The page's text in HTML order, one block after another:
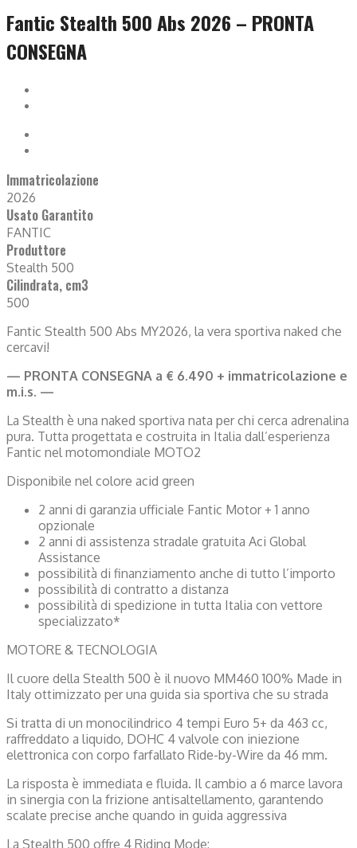
Fantic Stealth 500 Abs 2026 – PRONTA
CONSEGNA
Immatricolazione
2026
Usato Garantito
FANTIC
Produttore
Stealth 500
Cilindrata, cm3
500
Fantic Stealth 500 Abs MY2026, la vera sportiva naked che
cercavi!
— PRONTA CONSEGNA a € 6.490 + immatricolazione e
m.i.s. —
La Stealth è una naked sportiva nata per chi cerca adrenalina
pura. Tutta progettata e costruita in Italia dall’esperienza
Fantic nel motomondiale MOTO2
Disponibile nel colore acid green
2 anni di garanzia ufficiale Fantic Motor + 1 anno
opzionale
2 anni di assistenza stradale gratuita Aci Global
Assistance
possibilità di finanziamento anche di tutto l’importo
possibilità di contratto a distanza
possibilità di spedizione in tutta Italia con vettore
specializzato*
MOTORE & TECNOLOGIA
Il cuore della Stealth 500 è il nuovo MM460 100% Made in
Italy ottimizzato per una guida sia sportiva che su strada
Si tratta di un monocilindrico 4 tempi Euro 5+ da 463 cc,
raffreddato a liquido, DOHC 4 valvole con iniezione
elettronica con corpo farfallato Ride-by-Wire da 46 mm.
La risposta è immediata e fluida. Il cambio a 6 marce lavora
in sinergia con la frizione antisaltellamento, garantendo
scalate precise anche quando in guida aggressiva
La Stealth 500 offre 4 Riding Mode: